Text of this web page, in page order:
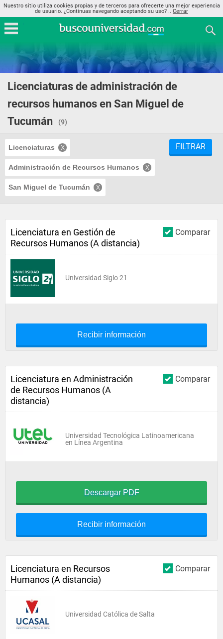
Nuestro sitio utiliza cookies propias y de terceros para ofrecerte una mejor experiencia
de usuario. ¿Continuas navegando aceptando su uso? .. Cerrar
Licenciaturas de administración de
recursos humanos en San Miguel de
Tucumán
(9)
Licenciaturas
Administración de Recursos Humanos
San Miguel de Tucumán
FILTRAR
Comparar
Licenciatura en Gestión de
Recursos Humanos (A distancia)
Universidad Siglo 21
Recibir información
Comparar
Licenciatura en Administración
de Recursos Humanos (A
distancia)
Universidad Tecnológica Latinoamericana
en Línea Argentina
Descargar PDF
Recibir información
Comparar
Licenciatura en Recursos
Humanos (A distancia)
Universidad Católica de Salta